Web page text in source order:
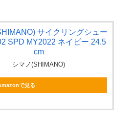
サイクリングシュー
SPD MY2022 ネイビー 24.5
cm
シマノ(SHIMANO)
で見る